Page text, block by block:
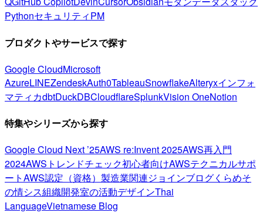
PythonセキュリティPM
プロダクトやサービスで探す
Google CloudMicrosoft
AzureLINEZendeskAuth0TableauSnowflakeAlteryxインフォ
マティカdbtDuckDBCloudflareSplunkVision OneNotion
特集やシリーズから探す
Google Cloud Next ’25AWS re:Invent 2025AWS再入門
2024AWSトレンドチェック初心者向けAWSテクニカルサポ
ートAWS認定（資格） 製造業関連ジョインブログくらめそ
の情シス組織開発室の活動デザインThai
LanguageVietnamese Blog